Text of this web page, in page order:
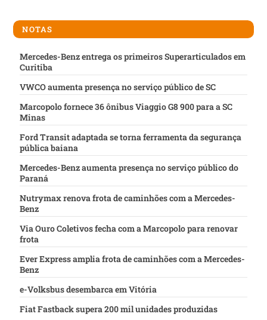
NOTAS
Mercedes-Benz entrega os primeiros Superarticulados em
Curitiba
VWCO aumenta presença no serviço público de SC
Marcopolo fornece 36 ônibus Viaggio G8 900 para a SC
Minas
Ford Transit adaptada se torna ferramenta da segurança
pública baiana
Mercedes-Benz aumenta presença no serviço público do
Paraná
Nutrymax renova frota de caminhões com a Mercedes-
Benz
Via Ouro Coletivos fecha com a Marcopolo para renovar
frota
Ever Express amplia frota de caminhões com a Mercedes-
Benz
e-Volksbus desembarca em Vitória
Fiat Fastback supera 200 mil unidades produzidas